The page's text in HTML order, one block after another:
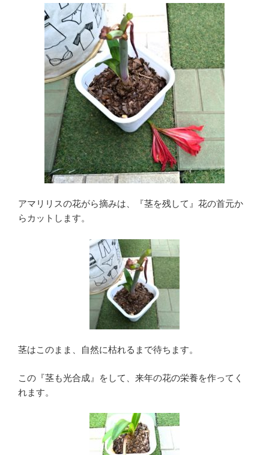
アマリリスの花がら摘みは、『茎を残して』花の首元か
らカットします。
茎はこのまま、自然に枯れるまで待ちます。
この『茎も光合成』をして、来年の花の栄養を作ってく
れます。